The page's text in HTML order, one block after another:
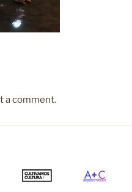
a comment.